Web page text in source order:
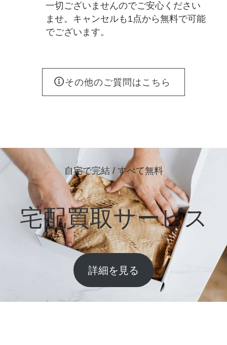
一切ございませんのでご安心ください
ませ。キャンセルも1点から無料で可能
でございます。
その他のご質問はこちら
自宅で完結 / すべて無料
宅配買取サービス
詳細を見る